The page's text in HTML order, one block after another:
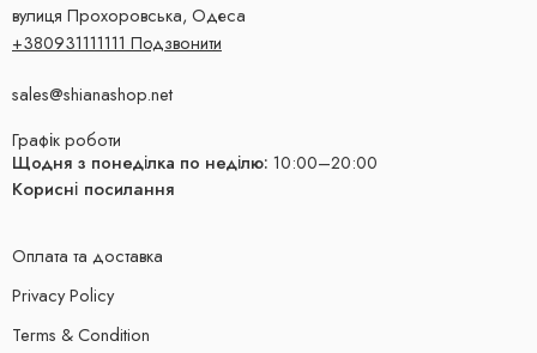
вулиця Прохоровська, Одеса
+380931111111 Подзвонити
sales@shianashop.net
Графік роботи
Щодня з понеділка по неділю: 10:00–20:00
Корисні посилання
Оплата та доставка
Privacy Policy
Terms & Condition